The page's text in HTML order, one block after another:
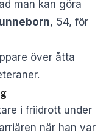
man kan göra
, 54, för
över åtta
i friidrott under
när han var